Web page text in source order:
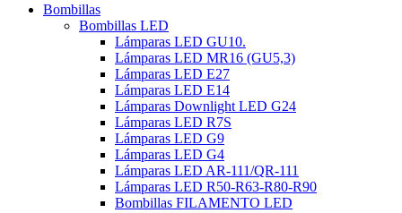
Bombillas
Bombillas LED
Lámparas LED GU10.
Lámparas LED MR16 (GU5,3)
Lámparas LED E27
Lámparas LED E14
Lámparas Downlight LED G24
Lámparas LED R7S
Lámparas LED G9
Lámparas LED G4
Lámparas LED AR-111/QR-111
Lámparas LED R50-R63-R80-R90
Bombillas FILAMENTO LED